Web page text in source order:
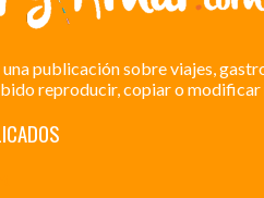
publicación sobre viajes,
reproducir, copiar o modificar